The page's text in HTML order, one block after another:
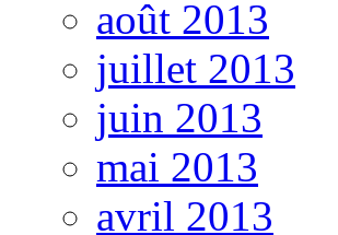
août 2013
juillet 2013
juin 2013
mai 2013
avril 2013